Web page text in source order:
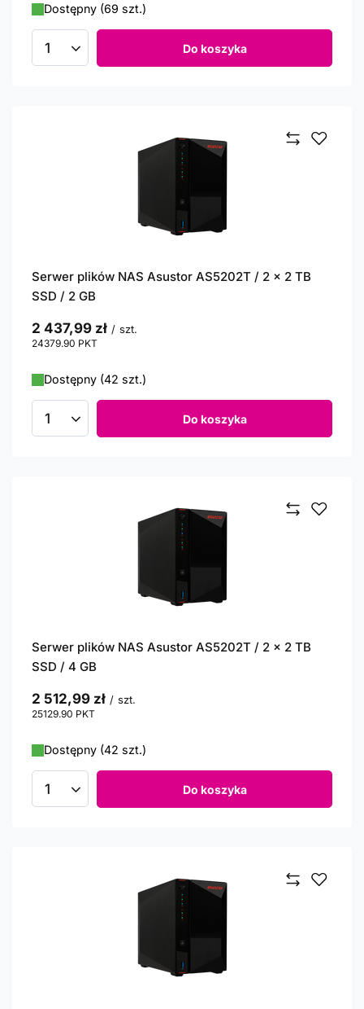
Dostępny (69 szt.)
Ilość produktów Do koszyka
Serwer plików NAS Asustor AS5202T / 2 x 2 TB
SSD / 2 GB
2 437,99 zł / szt.
24379.90 PKT
Dostępny (42 szt.)
Ilość produktów Do koszyka
Serwer plików NAS Asustor AS5202T / 2 x 2 TB
SSD / 4 GB
2 512,99 zł / szt.
25129.90 PKT
Dostępny (42 szt.)
Ilość produktów Do koszyka